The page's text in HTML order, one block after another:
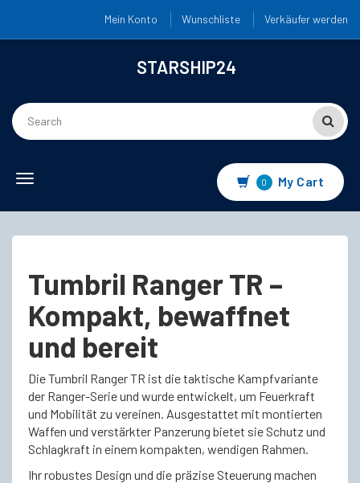
Mein Konto Wunschliste Verkäufer werden
STARSHIP24
Toggle
0 My Cart
Tumbril Ranger TR –
Kompakt, bewaffnet
und bereit
Die Tumbril Ranger TR ist die taktische Kampfvariante
der Ranger-Serie und wurde entwickelt, um Feuerkraft
und Mobilität zu vereinen. Ausgestattet mit montierten
Waffen und verstärkter Panzerung bietet sie Schutz und
Schlagkraft in einem kompakten, wendigen Rahmen.
Ihr robustes Design und die präzise Steuerung machen